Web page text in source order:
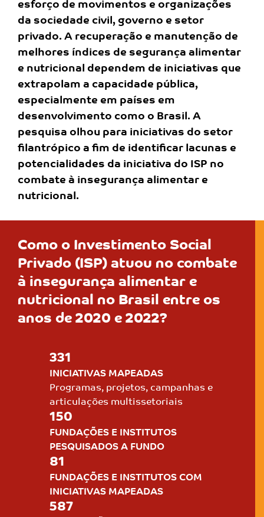
esforço de movimentos e organizações
da sociedade civil, governo e setor
privado. A recuperação e manutenção de
melhores índices de segurança alimentar
e nutricional dependem de iniciativas que
extrapolam a capacidade pública,
especialmente em países em
desenvolvimento como o Brasil. A
pesquisa olhou para iniciativas do setor
filantrópico a fim de identificar lacunas e
potencialidades da iniciativa do ISP no
combate à insegurança alimentar e
nutricional.
Como o Investimento Social
Privado (ISP) atuou no combate
à insegurança alimentar e
nutricional no Brasil entre os
anos de 2020 e 2022?
331
INICIATIVAS MAPEADAS
Programas, projetos, campanhas e
articulações multissetoriais
150
FUNDAÇÕES E INSTITUTOS
PESQUISADOS A FUNDO
81
FUNDAÇÕES E INSTITUTOS COM
INICIATIVAS MAPEADAS
587